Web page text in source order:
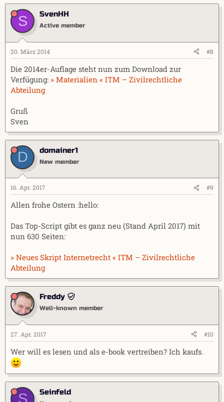
S SvenHH
Active member
20. März 2014 #8
Die 2014er-Auflage steht nun zum Download zur
Verfügung: » Materialien « ITM – Zivilrechtliche
Abteilung
Gruß
Sven
D domainer1
New member
16. Apr. 2017 #9
Allen frohe Ostern :hello:
Das Top-Script gibt es ganz neu (Stand April 2017) mit
nun 630 Seiten:
» Neues Skript Internetrecht « ITM – Zivilrechtliche
Abteilung
Freddy
Well-known member
27. Apr. 2017 #10
Wer will es lesen und als e-book vertreiben? Ich kaufs.
S Seinfeld